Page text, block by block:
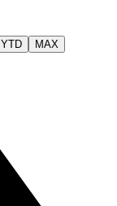
YTD MAX